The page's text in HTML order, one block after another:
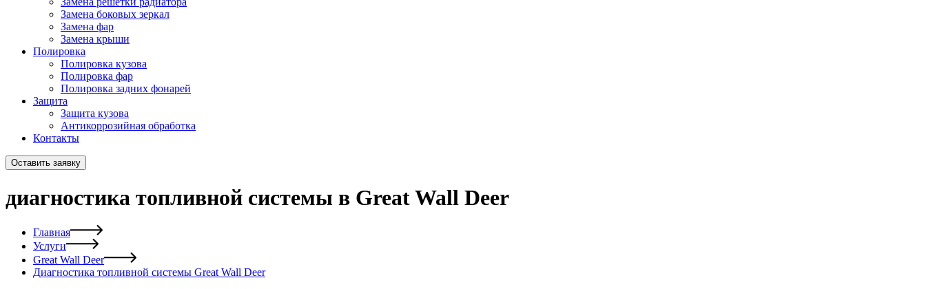
Замена боковых зеркал
Замена фар
Замена крыши
Полировка
Полировка кузова
Полировка фар
Полировка задних фонарей
Защита
Защита кузова
Антикоррозийная обработка
Контакты
Оставить заявку
диагностика топливной системы в Great Wall Deer
Главная
Услуги
Great Wall Deer
Диагностика топливной системы Great Wall Deer